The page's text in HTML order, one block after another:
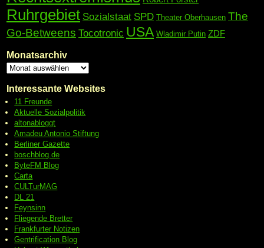
Ruhrgebiet Sozialstaat SPD Theater Oberhausen The
Go-Betweens Tocotronic USA Wladimir Putin ZDF
Monatsarchiv
Interessante Websites
11 Freunde
Aktuelle Sozialpolitik
altonabloggt
Amadeu Antonio Stiftung
Berliner Gazette
boschblog.de
ByteFM Blog
Carta
CULTurMAG
DL 21
Feynsinn
Fliegende Bretter
Frankfurter Notizen
Gentrification Blog